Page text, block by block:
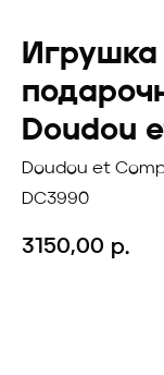
Doudou
Doudou et
DC3990
3150,00 р.